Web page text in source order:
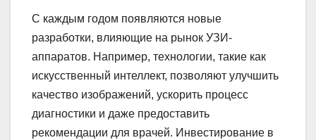
С каждым годом появляются новые
разработки, влияющие на рынок УЗИ-
аппаратов. Например, технологии, такие как
искусственный интеллект, позволяют улучшить
качество изображений, ускорить процесс
диагностики и даже предоставить
рекомендации для врачей. Инвестирование в